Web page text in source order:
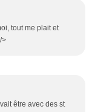
tout me plait et
>
être avec des st